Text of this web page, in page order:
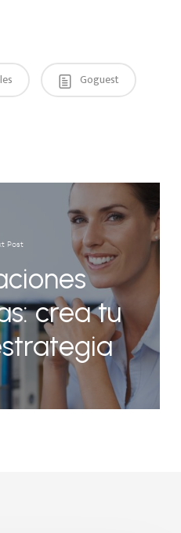
Goguest
Post
crea tu